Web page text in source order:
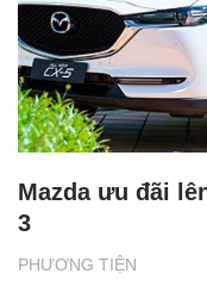
PHƯƠNG TIỆN
Mazda ưu đãi
3